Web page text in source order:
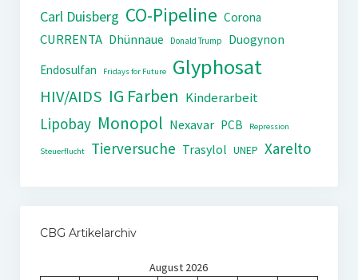
Carl Duisberg CO-Pipeline Corona
CURRENTA Dhünnaue Donald Trump
Duogynon
Endosulfan
Fridays for Future Glyphosat
HIV/AIDS IG Farben Kinderarbeit
Lipobay Monopol Nexavar PCB Repression
Steuerflucht Tierversuche Trasylol UNEP Xarelto
CBG Artikelarchiv
August 2026